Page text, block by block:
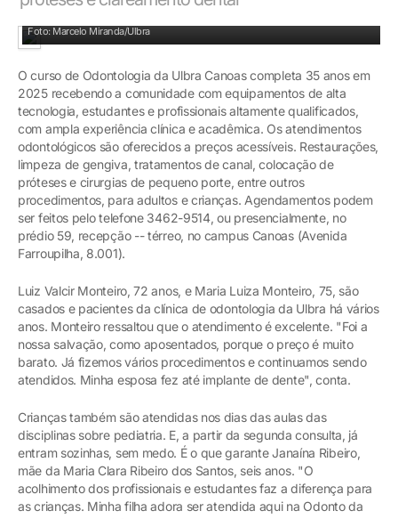
Foto: Marcelo Miranda/Ulbra
O curso de Odontologia da Ulbra Canoas completa 35 anos em
2025 recebendo a comunidade com equipamentos de alta
tecnologia, estudantes e profissionais altamente qualificados,
com ampla experiência clínica e acadêmica. Os atendimentos
odontológicos são oferecidos a preços acessíveis. Restaurações,
limpeza de gengiva, tratamentos de canal, colocação de
próteses e cirurgias de pequeno porte, entre outros
procedimentos, para adultos e crianças. Agendamentos podem
ser feitos pelo telefone 3462-9514, ou presencialmente, no
prédio 59, recepção -- térreo, no campus Canoas (Avenida
Farroupilha, 8.001).
Luiz Valcir Monteiro, 72 anos, e Maria Luiza Monteiro, 75, são
casados e pacientes da clínica de odontologia da Ulbra há vários
anos. Monteiro ressaltou que o atendimento é excelente. "Foi a
nossa salvação, como aposentados, porque o preço é muito
barato. Já fizemos vários procedimentos e continuamos sendo
atendidos. Minha esposa fez até implante de dente", conta.
Crianças também são atendidas nos dias das aulas das
disciplinas sobre pediatria. E, a partir da segunda consulta, já
entram sozinhas, sem medo. É o que garante Janaína Ribeiro,
mãe da Maria Clara Ribeiro dos Santos, seis anos. "O
acolhimento dos profissionais e estudantes faz a diferença para
as crianças. Minha filha adora ser atendida aqui na Odonto da